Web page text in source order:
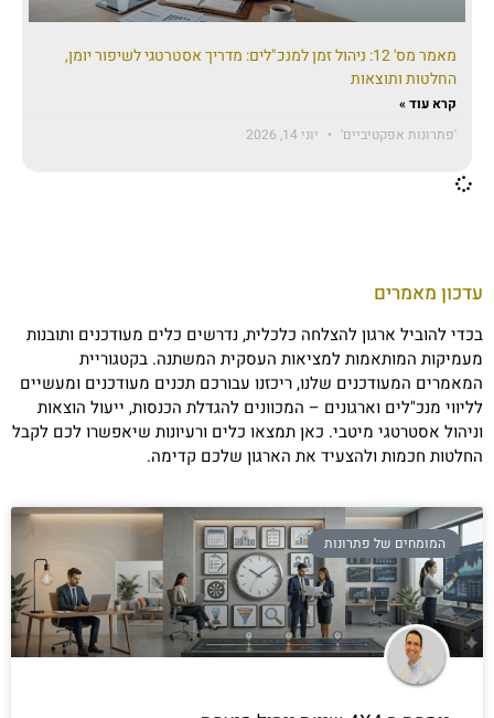
מאמר מס' 12: ניהול זמן למנכ"לים: מדריך אסטרטגי לשיפור יומן,
החלטות ותוצאות
קרא עוד »
'פתרונות אפקטיביים'
יוני 14, 2026
עדכון מאמרים
בכדי להוביל ארגון להצלחה כלכלית, נדרשים כלים מעודכנים ותובנות
מעמיקות המותאמות למציאות העסקית המשתנה. בקטגוריית
המאמרים המעודכנים שלנו, ריכזנו עבורכם תכנים מעודכנים ומעשיים
לליווי מנכ"לים וארגונים – המכוונים להגדלת הכנסות, ייעול הוצאות
וניהול אסטרטגי מיטבי. כאן תמצאו כלים ורעיונות שיאפשרו לכם לקבל
החלטות חכמות ולהצעיד את הארגון שלכם קדימה.
המומחים של פתרונות